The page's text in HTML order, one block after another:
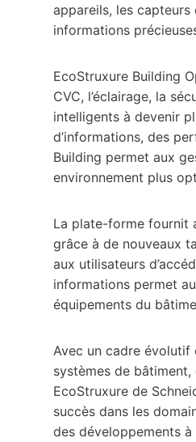
appareils, les capteurs
informations
EcoStruxure Building
CVC, l’éclairage, la
intelligents à devenir
d’informations, des
Building permet aux
environnement plus
La plate-forme fournit
grâce à de nouveaux
aux utilisateurs
informations permet
équipements du
Avec un cadre
systèmes de
EcoStruxure de
succès dans les
des développements à